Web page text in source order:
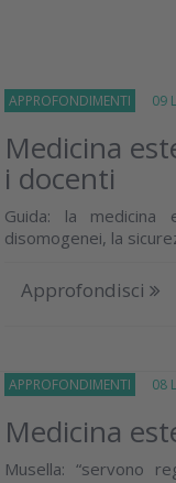
APPROFONDIMENTI 09
Medicina
i docenti
Guida: la
disomogenei, la
Approfondisci
APPROFONDIMENTI 08
Medicina
Musella: “servono